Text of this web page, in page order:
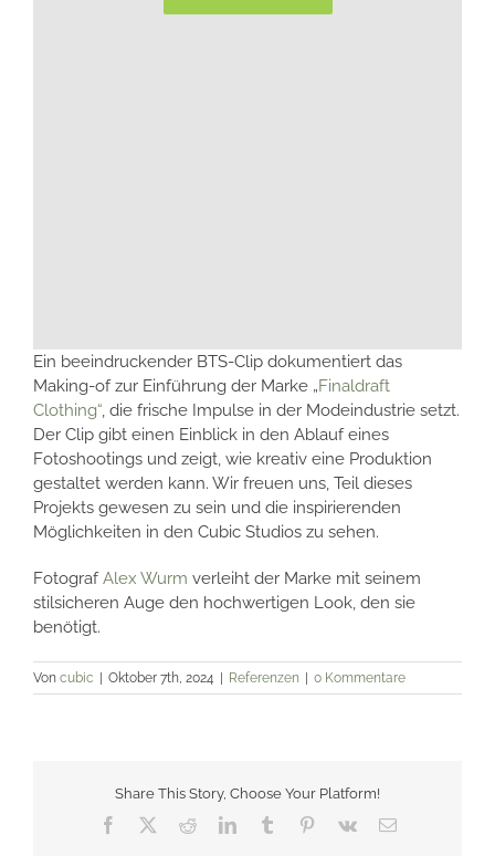
Ein beeindruckender BTS-Clip dokumentiert das
Making-of zur Einführung der Marke „Finaldraft
Clothing“, die frische Impulse in der Modeindustrie setzt.
Der Clip gibt einen Einblick in den Ablauf eines
Fotoshootings und zeigt, wie kreativ eine Produktion
gestaltet werden kann. Wir freuen uns, Teil dieses
Projekts gewesen zu sein und die inspirierenden
Möglichkeiten in den Cubic Studios zu sehen.
FotografAlex Wurm verleiht der Marke mit seinem
stilsicheren Auge den hochwertigen Look, den sie
benötigt.
Von cubic Oktober 7th, 2024 Referenzen 0 Kommentare
Share This Story, Choose Your Platform!
Facebook RedditLinkedInTumblr Pinterest
Vk
E-